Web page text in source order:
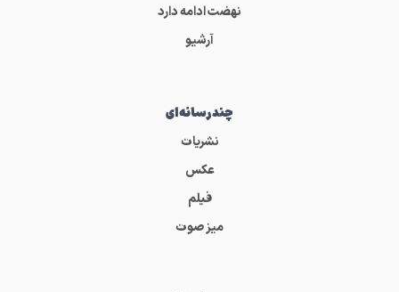
نهضت ادامه دارد
آرشیو
چندرسانه‌ای
نشریات
عکس
فیلم
میز صوت